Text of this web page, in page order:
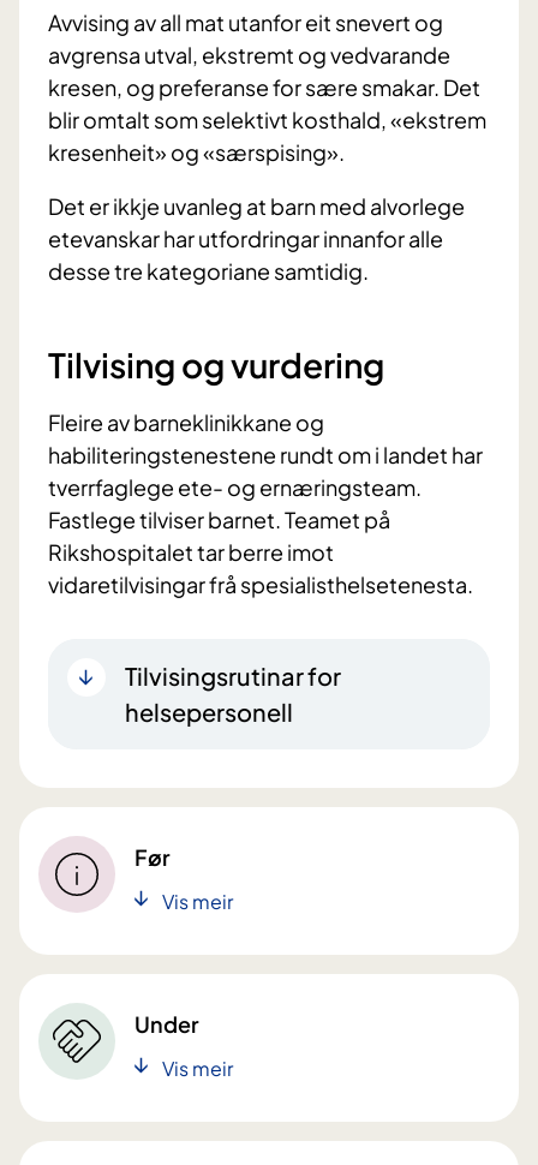
Avvising av all mat utanfor eit snevert og
avgrensa utval, ekstremt og vedvarande
kresen, og preferanse for sære smakar. Det
blir omtalt som selektivt kosthald, «ekstrem
kresenheit» og «særspising».
Det er ikkje uvanleg at barn med alvorlege
etevanskar har utfordringar innanfor alle
desse tre kategoriane samtidig.
Tilvising og vurdering
Fleire av barneklinikkane og
habiliteringstenestene rundt om i landet har
tverrfaglege ete- og ernæringsteam.
Fastlege tilviser barnet. Teamet på
Rikshospitalet tar berre imot
vidaretilvisingar frå spesialisthelsetenesta.
Tilvisingsrutinar for
helsepersonell
Før
Vis meir
Under
Vis meir